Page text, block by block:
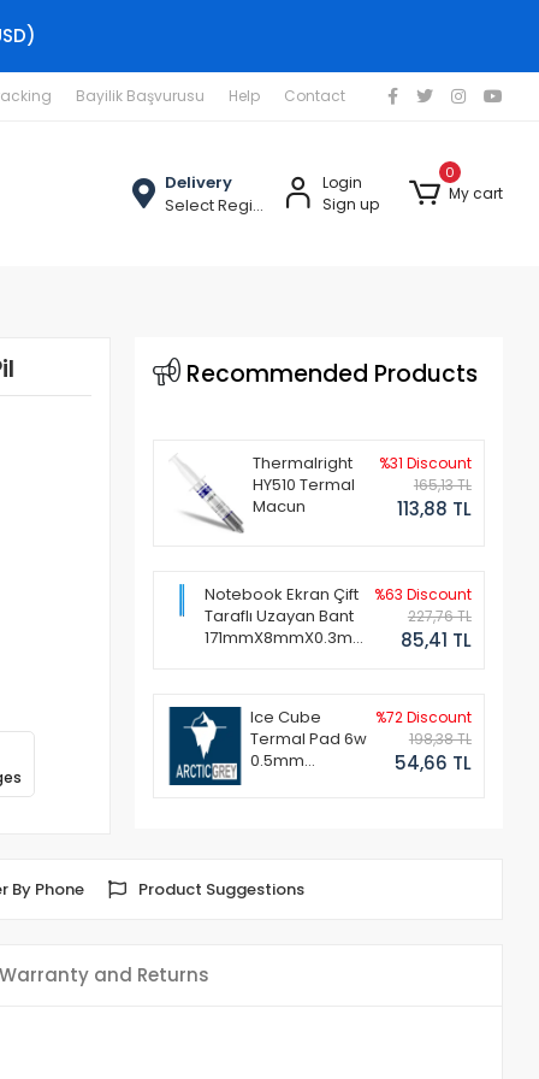
Bayilik Başvurusu Help Contact
Delivery
Select Region
Login
Sign up
0
My cart
Recommended Products
Thermalright
HY510 Termal
Macun
%31 Discount
165,13 TL
113,88 TL
Notebook Ekran Çift
Taraflı Uzayan Bant
171mmX8mmX0.3mm
%63 Discount
227,76 TL
85,41 TL
Ice Cube
Termal Pad 6w
0.5mm
%72 Discount
198,38 TL
54,66 TL
By Phone Product Suggestions
Warranty and Returns